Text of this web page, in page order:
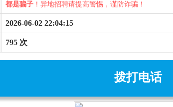
都是骗子 ！异地招聘请提高警惕，谨防诈骗！
2026-06-02 22:04:15
795 次
拨打电话